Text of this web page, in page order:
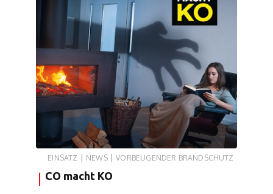
EINSATZ NEWS VORBEUGENDER BRANDSCHUTZ
CO macht KO